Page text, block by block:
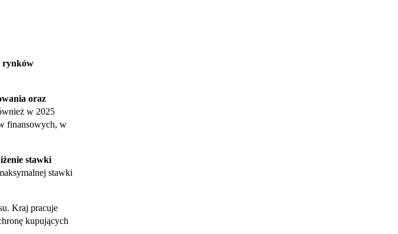
rynków
oraz
w 2025
finansowych, w
stawki
stawki
Kraj pracuje
kupujących